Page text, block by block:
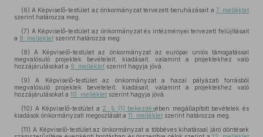
(6) A Képviselő-testület az önkormányzat tervezett beruházásait a 7. melléklet
szerint határozza meg.
(7) A Képviselő-testület az önkormányzat és intézményei tervezett felújításait
a 8. melléklet szerint határozza meg.
(8) A Képviselő-testület az önkormányzat az európai uniós támogatással
megvalósuló projektek bevételeit, kiadásait, valamint a projektekhez való
hozzájárulásokat a 9. melléklet szerint hagyja jóvá.
(9) A Képviselő-testület az önkormányzat a hazai pályázati forrásból
megvalósuló projektek bevételeit, kiadásait, valamint a projektekhez való
hozzájárulásokat a 10. melléklet szerint hagyja jóvá.
(10) A Képviselő-testület a 2. § (1) bekezdésében megállapított bevételek és
kiadások önkormányzati megoszlását a 11. melléklet szerint határozza meg.
(11) A Képviselő-testület az önkormányzat a többéves kihatással járó döntések